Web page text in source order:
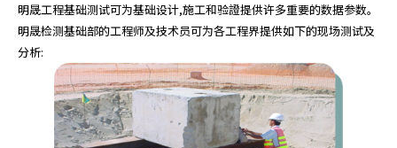
明晟工程基础测试可为基础设计,施工和验證提供许多重要的数据参数。
明晟检测基础部的工程师及技术员可为各工程界提供如下的现场测试及
分析: